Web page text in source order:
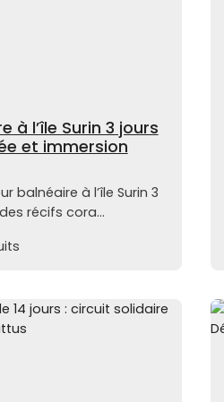
à l’île Surin 3 jours
et immersion
balnéaire à l’île Surin 3
récifs cora...